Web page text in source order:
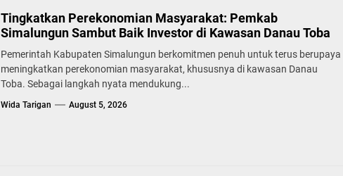
Tingkatkan Perekonomian Masyarakat: Pemkab
Simalungun Sambut Baik Investor di Kawasan Danau Toba
Pemerintah Kabupaten Simalungun berkomitmen penuh untuk terus berupaya
meningkatkan perekonomian masyarakat, khususnya di kawasan Danau
Toba. Sebagai langkah nyata mendukung...
Wida Tarigan August 5, 2026